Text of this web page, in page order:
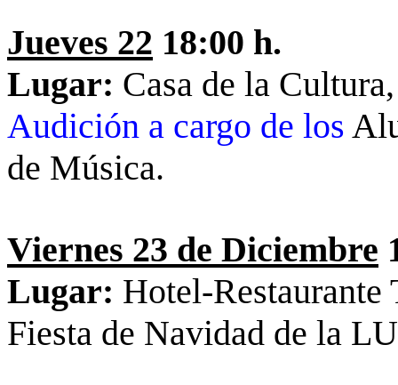
Jueves 22 18:00 h.
Lugar: Casa de la
Audición a cargo de los
de Música.
Viernes 23 de Diciembre
Lugar: Hotel-Restaurante
Fiesta de Navidad de la